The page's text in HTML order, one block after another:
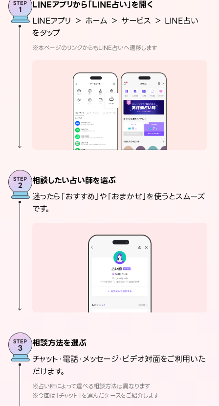
LINEアプリから「LINE占い」を開く
LINEアプリ ＞ ホーム ＞ サービス ＞ LINE占い
をタップ
※本ページのリンクからもLINE占いへ遷移します
相談したい占い師を選ぶ
迷ったら「おすすめ」や「おまかせ」を使うとスムーズ
です。
相談方法を選ぶ
チャット・電話・メッセージ・ビデオ対面をご利用いた
だけます。
※占い師によって選べる相談方法は異なります
※今回は「チャット」を選んだケースをご紹介します